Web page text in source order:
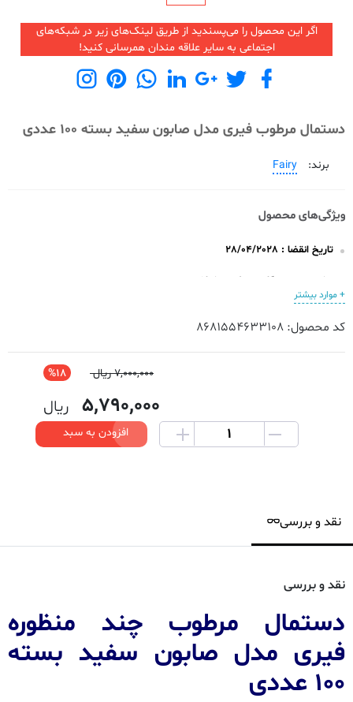
اگر این محصول را می‌پسندید از طریق لینک‌های زیر در شبکه‌های
اجتماعی به سایر علاقه مندان همرسانی کنید!
دستمال مرطوب فیری مدل صابون سفید بسته 100 عددی
برند: Fairy
تاریخ انقضا : 28/04/2028
مخصوص تمیزکاری سطوح مختلف
مناسب برای شیشه، میز، سینک، کاشی و خودرو
+ موارد بیشتر
کد محصول: 8681554633108
7,000,000 ریال 18%
5,790,000 ریال
افزودن به سبد
نقد و بررسی
نقد و بررسی
دستمال مرطوب چند منظوره
فیری مدل صابون سفید بسته
۱۰۰ عددی